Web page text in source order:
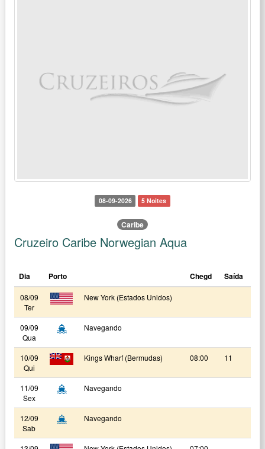
08-09-2026 5 Noites
Caribe
Cruzeiro Caribe Norwegian Aqua
Dia Porto Chegd Saída
08/09
Ter
New York (Estados Unidos)
09/09
Qua
Navegando
10/09
Qui
Kings Wharf (Bermudas) 08:00 11
11/09
Sex
Navegando
12/09
Sab
Navegando